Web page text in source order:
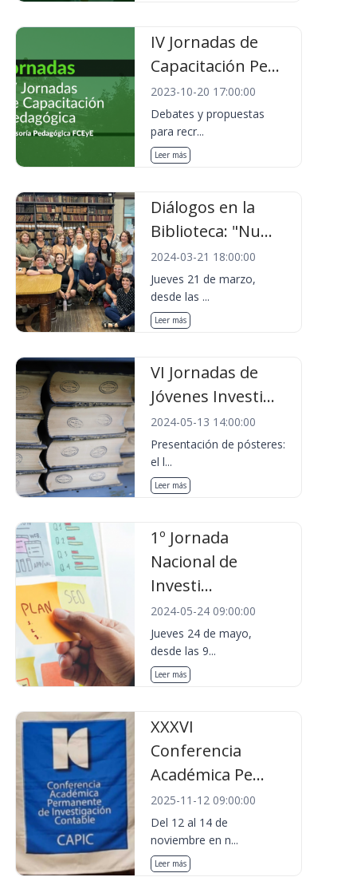
IV Jornadas de
Capacitación Pe...
2023-10-20 17:00:00
Debates y propuestas
para recr...
Leer más
Diálogos en la
Biblioteca: "Nu...
2024-03-21 18:00:00
Jueves 21 de marzo,
desde las ...
Leer más
VI Jornadas de
Jóvenes Investi...
2024-05-13 14:00:00
Presentación de pósteres:
el l...
Leer más
1º Jornada
Nacional de
Investi...
2024-05-24 09:00:00
Jueves 24 de mayo,
desde las 9...
Leer más
XXXVI
Conferencia
Académica Pe...
2025-11-12 09:00:00
Del 12 al 14 de
noviembre en n...
Leer más